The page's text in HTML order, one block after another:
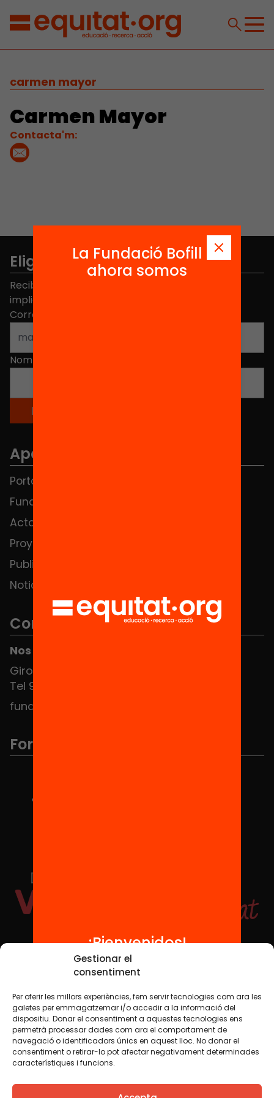
Gestionar el
consentiment
Per oferir les millors experiències, fem servir tecnologies com ara les
galetes per emmagatzemar i/o accedir a la informació del
dispositiu. Donar el consentiment a aquestes tecnologies ens
permetrà processar dades com ara el comportament de
navegació o identificadors únics en aquest lloc. No donar el
consentiment o retirar-lo pot afectar negativament determinades
característiques i funcions.
carmen mayor
Carmen Mayor
Contacta'm:
Elige equidad
Recibe contenidos, iniciativas y proyectos para
implicarte.
Correo electrónico
Nombre
Apartados
Portada
Fundación
Actos
Proyectos
Publicaciones y vídeos
Noticias
Contacto
Nos puedes encontrar en el HUB Social
Girona 34, interior 08010 Barcelona
Tel 934 588 700
fundacio@equitat.org
Formamos parte de...
Redes sociales
TWT YTB IG FB IN
Aviso legalPolítica de cookies
Creemos que el conocimiento debe compartirse. Por eso
La Fundació Bofill
ahora somos
¡Bienvenidos!